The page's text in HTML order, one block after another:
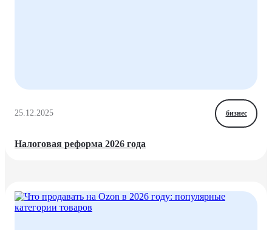
25.12.2025 бизнес
Налоговая реформа 2026 года